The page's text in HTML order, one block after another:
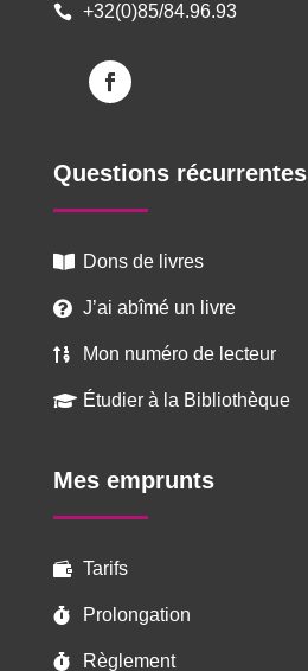
 +32(0)85/84.96.93
Questions récurrentes
 Dons de livres
 J’ai abîmé un livre
 Mon numéro de lecteur
 Étudier à la Bibliothèque
Mes emprunts
 Tarifs
 Prolongation
 Règlement